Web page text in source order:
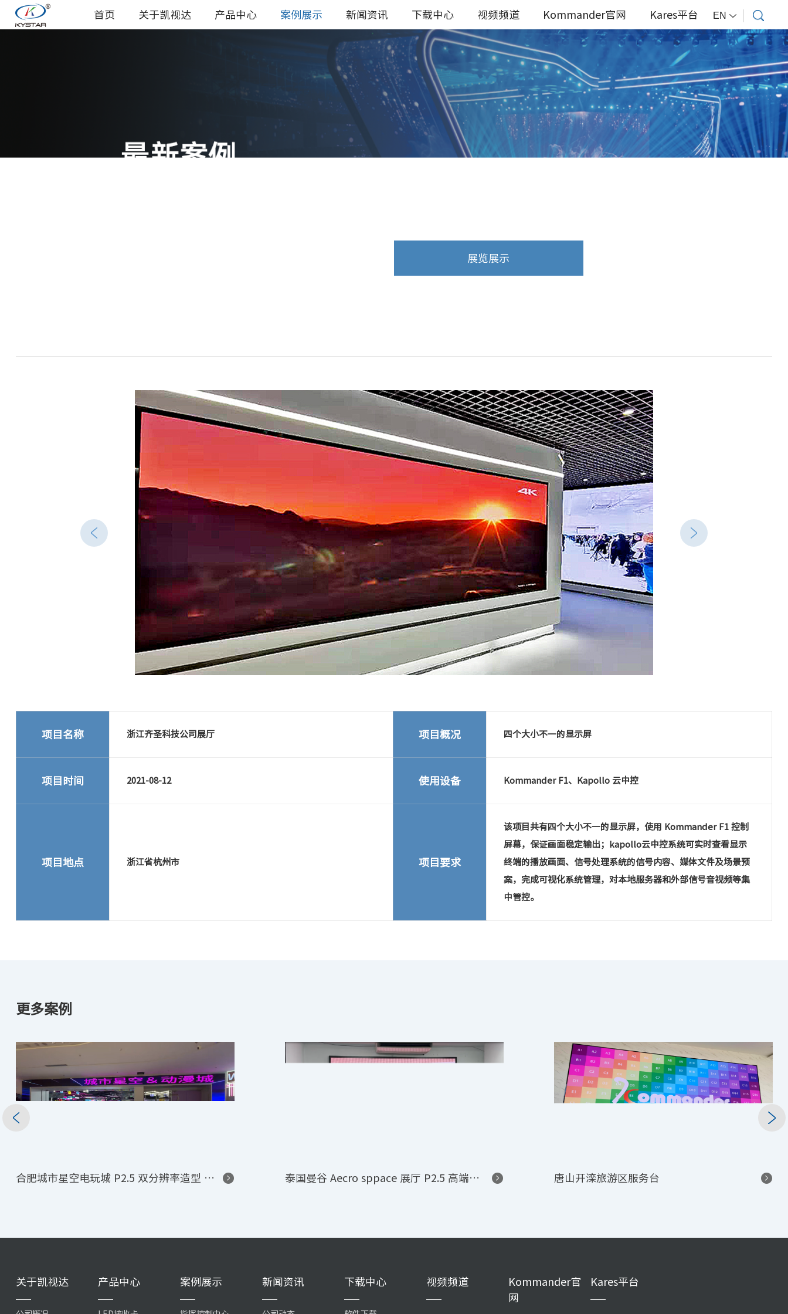
EN
首页 关于凯视达 产品中心 案例展示 新闻资讯 下载中心 视频频道 Kommander官网 Kares平台
展览展示
Next
项目名称 浙江齐圣科技公司展厅 项目概况 四个大小不一的显示屏
项目时间 2021-08-12 使用设备 Kommander F1、Kapollo 云中控
项目地点 浙江省杭州市 项目要求
该项目共有四个大小不一的显示屏，使用 Kommander F1 控制
屏幕，保证画面稳定输出；kapollo云中控系统可实时查看显示
终端的播放画面、信号处理系统的信号内容、媒体文件及场景预
案，完成可视化系统管理，对本地服务器和外部信号音视频等集
中管控。
更多案例
合肥城市星空电玩城 P2.5 双分辨率造型 LED 高刷无扫描线展示项目 泰国曼谷 Aecro sppace 展厅 P2.5 高端显示系统项目 唐山开滦旅游区服务台
关于凯视达 产品中心 案例展示 新闻资讯 下载中心 视频频道
Kommander官
网
Kares平台